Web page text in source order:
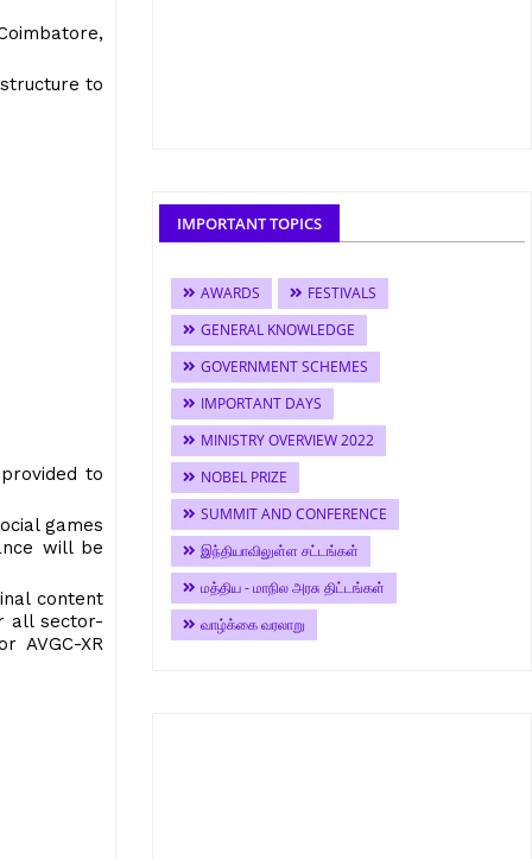
to
to
games
will be
content
all sector-
AVGC-XR
IMPORTANT TOPICS
AWARDS
FESTIVALS
GENERAL KNOWLEDGE
GOVERNMENT SCHEMES
IMPORTANT DAYS
MINISTRY OVERVIEW 2022
NOBEL PRIZE
SUMMIT AND CONFERENCE
இந்தியாவிலுள்ள சட்டங்கள்
மத்திய - மாநில அரசு திட்டங்கள்
வாழ்க்கை வரலாறு